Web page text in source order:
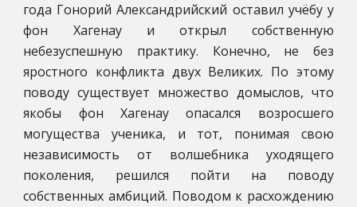
года Гонорий Александрийский оставил учёбу у
фон Хагенау и открыл собственную
небезуспешную практику. Конечно, не без
яростного конфликта двух Великих. По этому
поводу существует множество домыслов, что
якобы фон Хагенау опасался возросшего
могущества ученика, и тот, понимая свою
независимость от волшебника уходящего
поколения, решился пойти на поводу
собственных амбиций. Поводом к расхождению